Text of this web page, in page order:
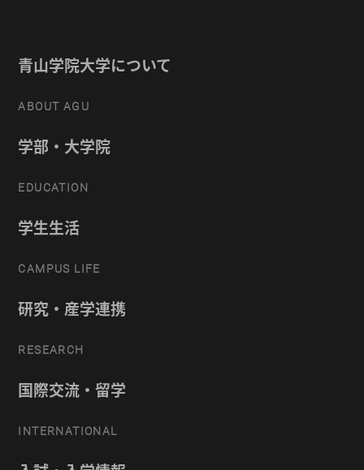
青山学院大学について
ABOUT AGU
学部・大学院
EDUCATION
学生生活
CAMPUS LIFE
研究・産学連携
RESEARCH
国際交流・留学
INTERNATIONAL